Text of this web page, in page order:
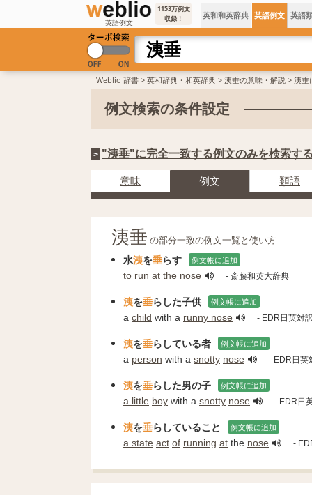
英語例文
1153万例文
収録！
英和和英辞典 英語例文 英語
Weblio 辞書 > 英和辞典・和英辞典 > 洟垂の意味・解説 > 洟垂
例文検索の条件設定
> "洟垂"に完全一致する例文のみを検索す
意味 例文 類語
洟垂 の部分一致の例文一覧と使い方
水洟を垂らす 例文帳に追加
to run at the nose - 斎藤和英大辞典
洟を垂らした子供 例文帳に追加
a child with a runny nose - EDR日英対
洟を垂らしている者 例文帳に追加
a person with a snotty nose - EDR日英
洟を垂らした男の子 例文帳に追加
a little boy with a snotty nose - EDR日
洟を垂らしていること 例文帳に追加
a state act of running at the nose -